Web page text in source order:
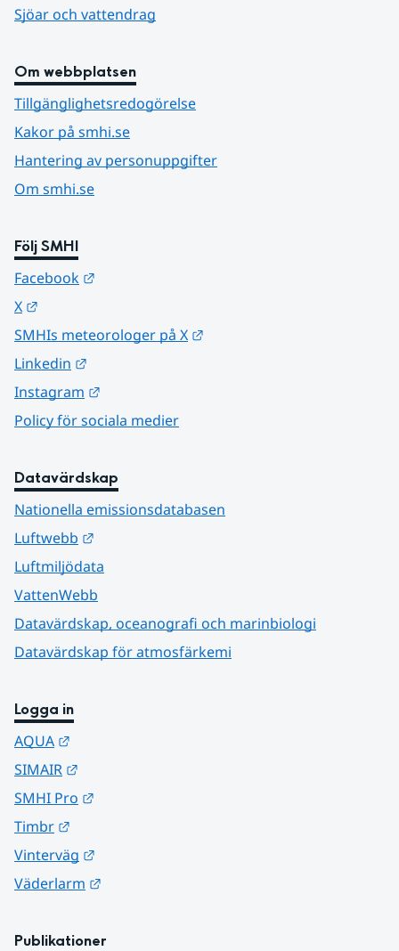
Sjöar och vattendrag
Om webbplatsen
Tillgänglighetsredogörelse
Kakor på smhi.se
Hantering av personuppgifter
Om smhi.se
Följ SMHI
Facebook
X
SMHIs meteorologer på X
Linkedin
Instagram
Policy för sociala medier
Datavärdskap
Nationella emissionsdatabasen
Luftwebb
Luftmiljödata
VattenWebb
Datavärdskap, oceanografi och marinbiologi
Datavärdskap för atmosfärkemi
Logga in
AQUA
SIMAIR
SMHI Pro
Timbr
Vinterväg
Väderlarm
Publikationer